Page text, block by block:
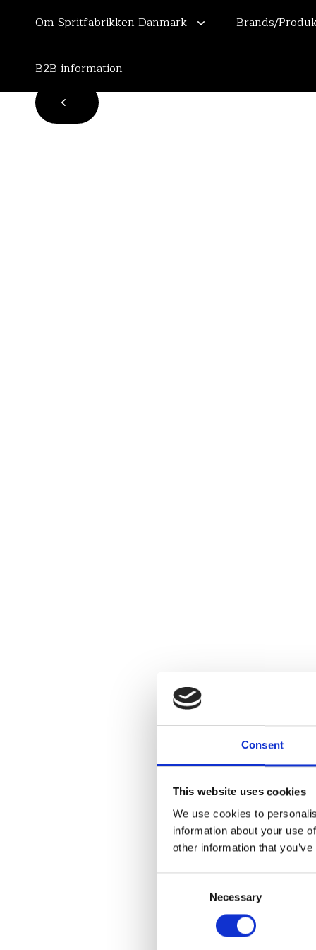
Consent
This website uses cookies
We use cookies to
information about your use
other information that
Necessary
Om Spritfabrikken Danmark Brands/
B2B information